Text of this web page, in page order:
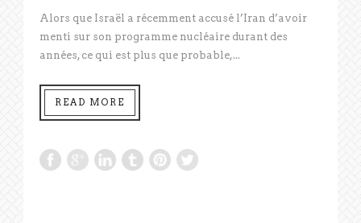
Alors que Israël a récemment accusé l’Iran d’avoir
menti sur son programme nucléaire durant des
années, ce qui est plus que probable,...
READ MORE